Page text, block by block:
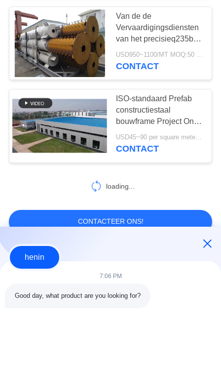
Van de de
Vervaardigingsdiensten
van het precisieq235b
Prefab Structurele Staal
Klantgerichte het
USD950~1100/MT MOQ:50 MT
CONTACT
ISO-standaard Prefab
constructiestaal
bouwframe Project One
Stop-oplossing
USD45~90 per square meter MOQ:1000 vierkante meter
CONTACT
loading...
CONTACTEER ONS!
populaire categorieën
de bouw van de
De Workshop van de
henin
7:06 PM
Good day, what product are you looking for?